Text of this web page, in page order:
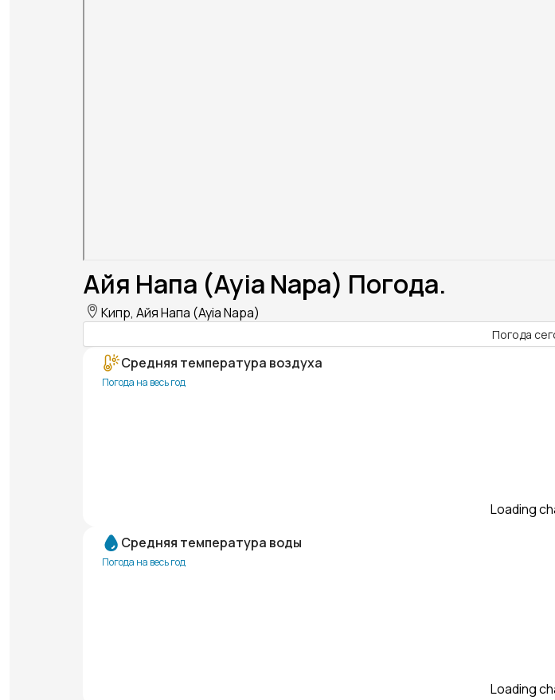
Айя Напа (Ayia Napa) Погода.
Кипр, Айя Напа (Ayia Napa)
Погода
Средняя температура воздуха
Погода на весь год
Loading
Средняя температура воды
Погода на весь год
Loading